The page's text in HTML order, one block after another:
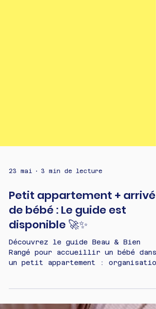
23 mai 3 min de lecture
Petit appartement + arrivée
de bébé : Le guide est
disponible 🚀✨
Découvrez le guide Beau & Bien
organising et astuces pour